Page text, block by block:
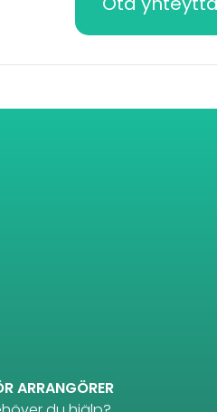
ARRANGÖRER